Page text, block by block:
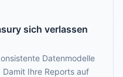
sich verlassen
Datenmodelle
Ihre Reports auf